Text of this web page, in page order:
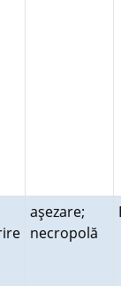
aşezare;
necropolă